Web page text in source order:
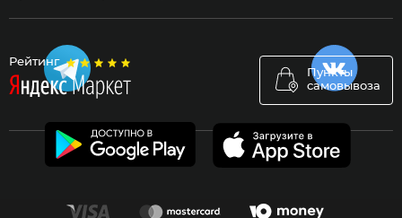
Рейтинг
Пункты
самовывоза